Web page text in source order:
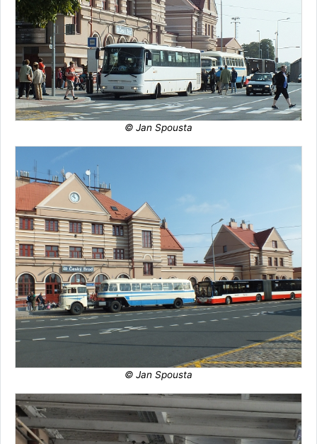
© Jan Spousta
© Jan Spousta